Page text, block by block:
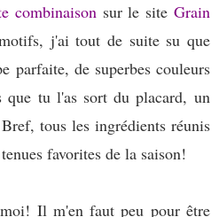
combinaisonsur le siteGrain
j'ai tout de suite su que
parfaite, de superbes couleurs
tu l'as sort du placard, un
tous les ingrédients réunis
favorites de la saison!
Il m'en faut peu pour être